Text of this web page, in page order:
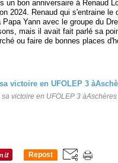
un bon anniversaire à Renaud
2024. Renaud qui s'entraine le
Yann avec le groupe du
mais il avait fait parlé sa
ou faire de bonnes places
victoire en UFOLEP 3
Repost